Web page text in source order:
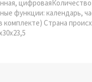
функции: календарь,
комплекте) Страна